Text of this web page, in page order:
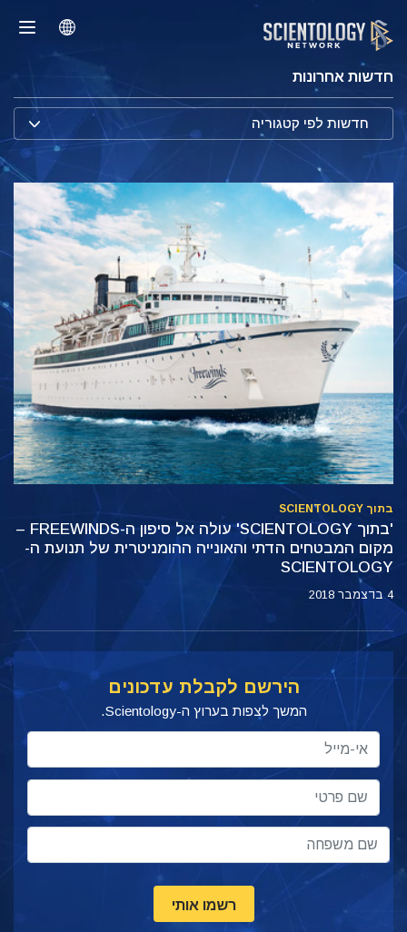
חדשות אחרונות
חדשות לפי קטגוריה
בתוך SCIENTOLOGY
'בתוך SCIENTOLOGY' עולה אל סיפון ה-FREEWINDS –
מקום המבטחים הדתי והאונייה ההומניטרית של תנועת ה-
SCIENTOLOGY
4 בדצמבר 2018
הירשם לקבלת עדכונים
המשך לצפות בערוץ ה-Scientology.
רשמו אותי